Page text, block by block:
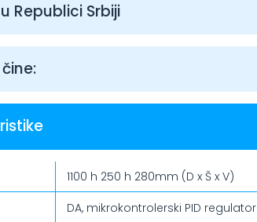
Republici Srbiji
1100 h 250 h 280mm (D x Š x V)
DA, mikrokontrolerski PID regulator